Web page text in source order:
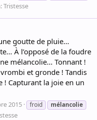
Tristesse
goutte de pluie…
À l’opposé de la foudre
mélancolie… Tonnant !
vrombi et gronde ! Tandis
! Capturant la joie en un
2015 froid
mélancolie